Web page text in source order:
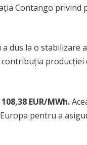
Contango
dus la o stabilizare
producției
EUR/MWh.
pentru a